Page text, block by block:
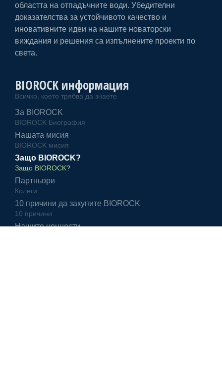
областта на отпадъчните води. Убедителни
доказателства за устойчивото качество и
иновативните идеи на нашите новаторски
виждания и решения са изпълнените проекти по
света.
BIOROCK информация
Всичко, което трябва да знаете
За BIOROCK
BIOROCK Биография
Нашата мисия
BIOROCK мисия
Защо BIOROCK?
Защо BIOROCK?
Партньори
Колеги
10 причини да закупите BIOROCK
10 причини
Нашите ценности